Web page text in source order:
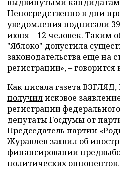
выдвинутыми
Непосредственно в дни
уведомления подписали
июня – 12 человек. Таким
"Яблоко" допустила
законодательства еще на
регистрации», –
Как писала газета
получилисковое
регистрации
депутаты Госдумы от
Председатель партии
Журавлев заявил об
финансировании
политических оппонентов.